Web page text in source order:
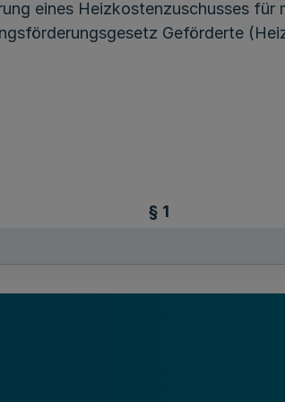
eines Heizkostenzuschusses
Geförderte
§ 1